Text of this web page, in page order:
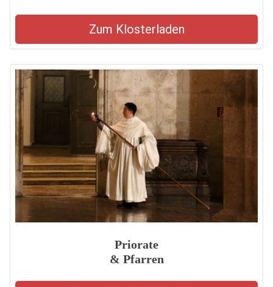
Zum Klosterladen
Priorate
& Pfarren